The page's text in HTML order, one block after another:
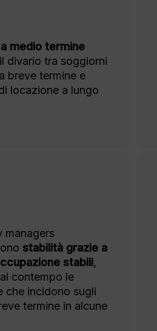
medio termine
divario tra soggiorni
breve termine e
locazione a lungo
managers
stabilità grazie a
stabili,
contempo le
che incidono sugli
termine in alcune